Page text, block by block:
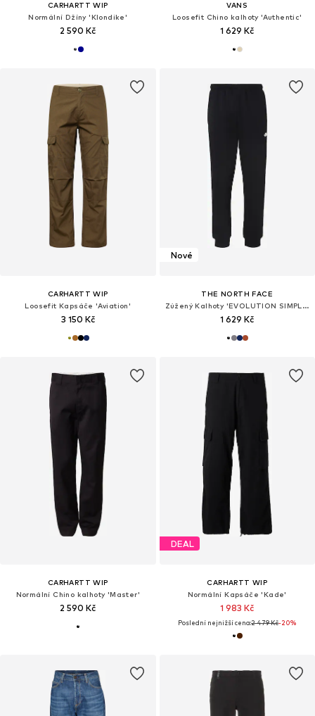
CARHARTT WIP
Normální Džíny 'Klondike'
2 590 Kč
VANS
Loosefit Chino kalhoty 'Authentic'
1 629 Kč
CARHARTT WIP
Loosefit Kapsáče 'Aviation'
3 150 Kč
Nové
THE NORTH FACE
Zúžený Kalhoty 'EVOLUTION SIMPLE DOME'
1 629 Kč
CARHARTT WIP
Normální Chino kalhoty 'Master'
2 590 Kč
DEAL
CARHARTT WIP
Normální Kapsáče 'Kade'
1 983 Kč
Poslední nejnižší cena:2 479 Kč-20%